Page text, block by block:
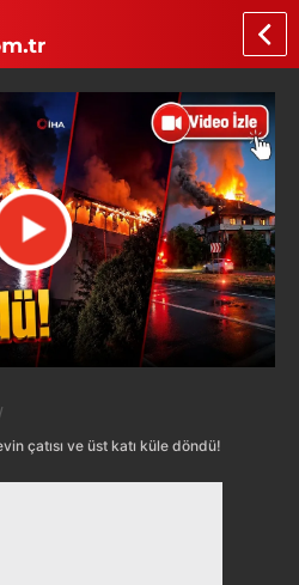
çatısı ve üst katı küle döndü!